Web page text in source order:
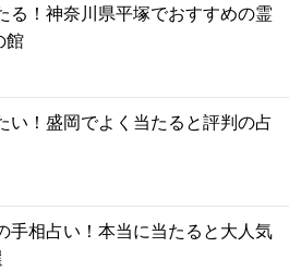
る！神奈川県平塚でおすすめの霊
館
い！盛岡でよく当たると評判の占
手相占い！本当に当たると大人気